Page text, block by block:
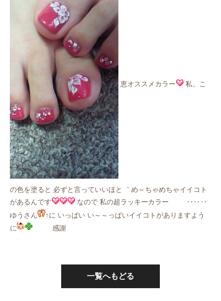
恵オススメカラー 私、こ
の色を塗ると 必ずと言っていいほと゛ め～ちゃめちゃイイコト
があるんです
なので 私の超ラッキーカラー
‥‥‥
ゆうさん
↑に いっぱい い～～っぱいイイコトがありますよう
に
感謝
一覧へもどる